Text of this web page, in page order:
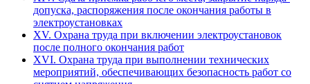
допуска, распоряжения после окончания работы в
электроустановках
XV. Охрана труда при включении электроустановок
после полного окончания работ
XVI. Охрана труда при выполнении технических
мероприятий, обеспечивающих безопасность работ со